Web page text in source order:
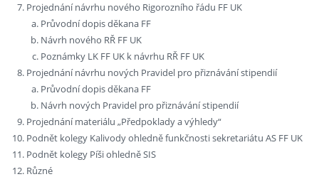
Projednání návrhu nového Rigorozního řádu FF UK
Průvodní dopis děkana FF
Návrh nového RŘ FF UK
Poznámky LK FF UK k návrhu RŘ FF UK
Projednání návrhu nových Pravidel pro přiznávání stipendií
Průvodní dopis děkana FF
Návrh nových Pravidel pro přiznávání stipendií
Projednání materiálu „Předpoklady a výhledy“
Podnět kolegy Kalivody ohledně funkčnosti sekretariátu AS FF UK
Podnět kolegy Píši ohledně SIS
Různé